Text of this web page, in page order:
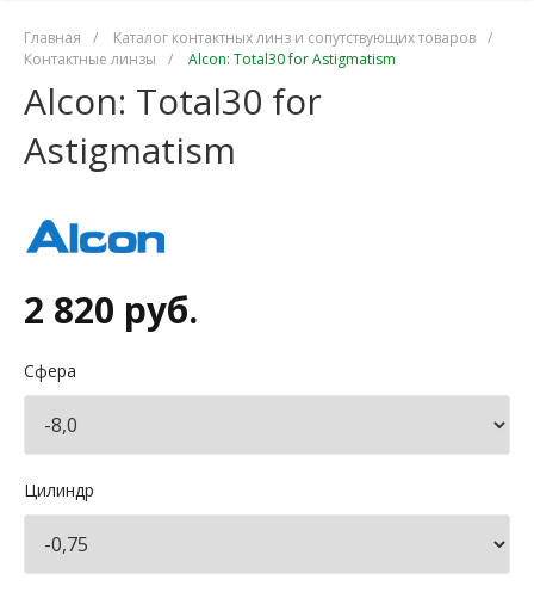
Главная / Каталог контактных линз и сопутствующих товаров /
Контактные линзы
/ Alcon: Total30 for Astigmatism
Alcon: Total30 for
Astigmatism
2 820 руб.
Сфера
Цилиндр